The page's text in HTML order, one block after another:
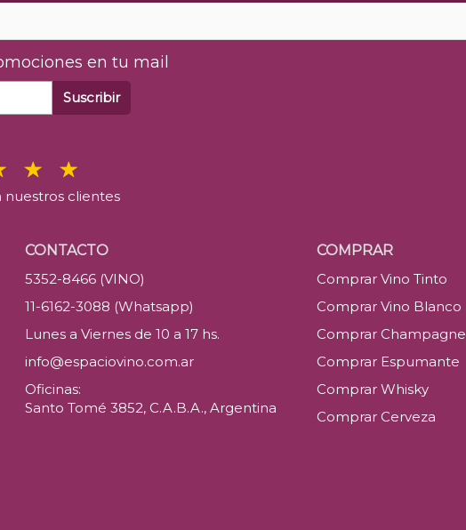
en tu mail
Suscribir
nuestros clientes
CONTACTO
5352-8466 (VINO)
11-6162-3088 (Whatsapp)
Lunes a Viernes de 10 a 17 hs.
info@espaciovino.com.ar
Oficinas:
Santo Tomé 3852, C.A.B.A., Argentina
COMPRAR
Comprar Vino Tinto
Comprar Vino Blanco
Comprar Champagne
Comprar Espumante
Comprar Whisky
Comprar Cerveza